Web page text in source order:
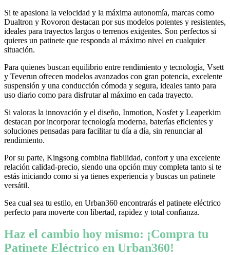
Si te apasiona la velocidad y la máxima autonomía, marcas como
Dualtron y Rovoron destacan por sus modelos potentes y resistentes,
ideales para trayectos largos o terrenos exigentes. Son perfectos si
quieres un patinete que responda al máximo nivel en cualquier
situación.
Para quienes buscan equilibrio entre rendimiento y tecnología, Vsett
y Teverun ofrecen modelos avanzados con gran potencia, excelente
suspensión y una conducción cómoda y segura, ideales tanto para
uso diario como para disfrutar al máximo en cada trayecto.
Si valoras la innovación y el diseño, Inmotion, Nosfet y Leaperkim
destacan por incorporar tecnología moderna, baterías eficientes y
soluciones pensadas para facilitar tu día a día, sin renunciar al
rendimiento.
Por su parte, Kingsong combina fiabilidad, confort y una excelente
relación calidad-precio, siendo una opción muy completa tanto si te
estás iniciando como si ya tienes experiencia y buscas un patinete
versátil.
Sea cual sea tu estilo, en Urban360 encontrarás el patinete eléctrico
perfecto para moverte con libertad, rapidez y total confianza.
Haz el cambio hoy mismo: ¡Compra tu
Patinete Eléctrico en Urban360!